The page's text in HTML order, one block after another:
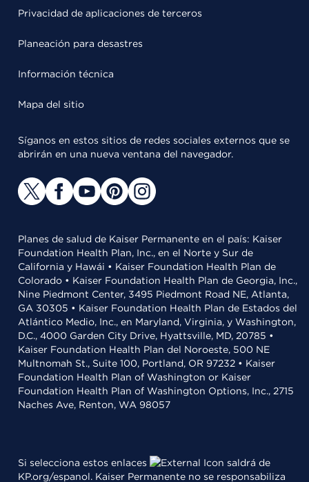
Privacidad de aplicaciones de terceros
Planeación para desastres
Información técnica
Mapa del sitio
Síganos en estos sitios de redes sociales externos que se
abrirán en una nueva ventana del navegador.
Planes de salud de Kaiser Permanente en el país: Kaiser
Foundation Health Plan, Inc., en el Norte y Sur de
California y Hawái • Kaiser Foundation Health Plan de
Colorado • Kaiser Foundation Health Plan de Georgia, Inc.,
Nine Piedmont Center, 3495 Piedmont Road NE, Atlanta,
GA 30305 • Kaiser Foundation Health Plan de Estados del
Atlántico Medio, Inc., en Maryland, Virginia, y Washington,
D.C., 4000 Garden City Drive, Hyattsville, MD, 20785 •
Kaiser Foundation Health Plan del Noroeste, 500 NE
Multnomah St., Suite 100, Portland, OR 97232 • Kaiser
Foundation Health Plan of Washington or Kaiser
Foundation Health Plan of Washington Options, Inc., 2715
Naches Ave, Renton, WA 98057
Si selecciona estos enlaces
saldrá de
KP.org/espanol. Kaiser Permanente no se responsabiliza